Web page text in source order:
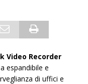
Video Recorder
espandibile e
di uffici e